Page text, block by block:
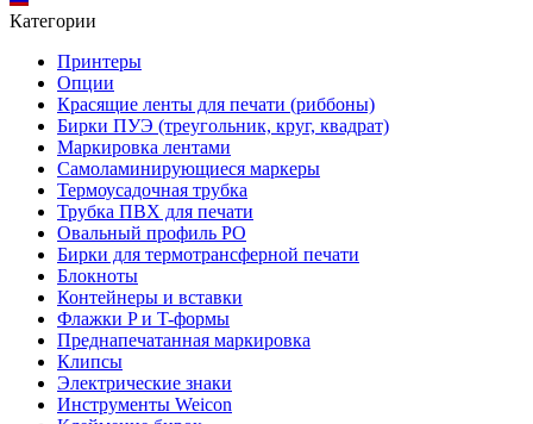
Категории
Принтеры
Опции
Красящие ленты для печати (риббоны)
Бирки ПУЭ (треугольник, круг, квадрат)
Маркировка лентами
Самоламинирующиеся маркеры
Термоусадочная трубка
Трубка ПВХ для печати
Овальный профиль PO
Бирки для термотрансферной печати
Блокноты
Контейнеры и вставки
Флажки P и T-формы
Преднапечатанная маркировка
Клипсы
Электрические знаки
Инструменты Weicon